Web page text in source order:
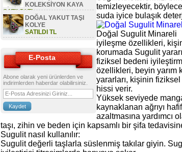
KOLEKSİYON KAYA
SATILDI TL
DOĞAL YAKUT TAŞI
KOLYE
SATILDI TL
E-Posta
Abone olarak yeni ürünlerden ve
indirimlerden haberdar olabilirsiniz.
temizleyecektir,
suda iyice bulaşık
Doğal Sugulit Minareli
iyileşme özellikleri,
korumada Sugulit
fiziksel bedeni
özellikleri, beyin yarım
yararları, kişinin
hissi verir.
Yüksek seviyede
kaynaklanan ağrıyı
azaltmasına yardımcı
taşı, zihin ve beden için kapsamlı bir şifa
Sugulit nasıl kullanılır:
Sugulit değerli taşlarla süslenmiş takılar giyin.